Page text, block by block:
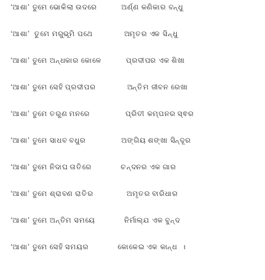
‘ଆଶା’ ତୁମେ ଭୋକିଲା ଉଦରେ ଅର୍ଣ୍ଣ କଣିକାର ବନ୍ଧୁ
‘ଆଶା’ ତୁମେ ମରୁଭୂମି ପଥେ ଅମୃତର ଏକ ସିନ୍ଧୁ
‘ଆଶା’ ତୁମେ ଅନ୍ଧକାର କୋଳେ ପ୍ରଦୀପର ଏକ ଶିଖା
‘ଆଶା’ ତୁମେ ସେହି ପ୍ରଦୀପର ଅନ୍ତିମ ଜୀବନ ରେଖା
‘ଆଶା’ ତୁମେ ତରୁଣ ମନରେ ପ୍ରିତୀ କମ୍ପନର ସ୍ଵର
‘ଆଶା’ ତୁମେ ସାଧବ ବଧୁର ଅଙ୍ଗିୟ ଶଙ୍ଖା ସିନ୍ଦୂର
‘ଆଶା’ ତୁମେ ନିଦାଘ ତାତିରେ ଚନ୍ଦନର ଏକ ଗାର
‘ଆଶା’ ତୁମେ ଶ୍ରାବଣ ରାତିର ଅମୃତର ବାରିଧାର
‘ଆଶା’ ତୁମେ ଅନ୍ତିମ ସମୟେ ନିର୍ମାଲ୍ଯ ଏକ ବୁନ୍ଦ
‘ଆଶା’ ତୁମେ ସେହି ସମୟର କୋକେଇ ଏକ କାନ୍ଧ ।